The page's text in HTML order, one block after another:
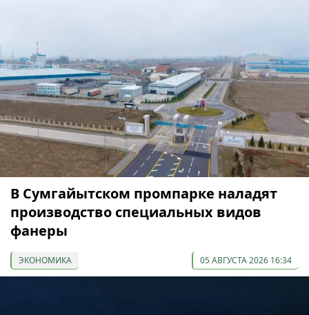
В Сумгайытском промпарке наладят
производство специальных видов
фанеры
ЭКОНОМИКА 05 АВГУСТА 2026 16:34